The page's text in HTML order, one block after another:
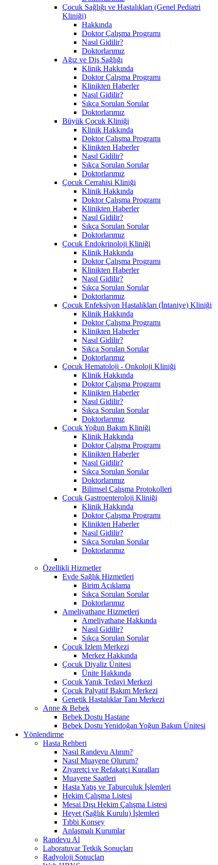
Çocuk Sağlığı ve Hastalıkları (Genel Pediatri
Kliniği)
Hakkında
Doktor Çalışma Programı
Nasıl Gidilir?
Doktorlarımız
Ağız ve Diş Sağlığı
Klinik Hakkında
Doktor Çalışma Programı
Klinikten Haberler
Nasıl Gidilir?
Sıkça Sorulan Sorular
Doktorlarımız
Büyük Çocuk Kliniği
Klinik Hakkında
Doktor Çalışma Programı
Klinikten Haberler
Nasıl Gidilir?
Sıkça Sorulan Sorular
Doktorlarımız
Çocuk Cerrahisi Kliniği
Klinik Hakkında
Doktor Çalışma Programı
Klinikten Haberler
Nasıl Gidilir?
Sıkça Sorulan Sorular
Doktorlarımız
Çocuk Endokrinoloji Kliniği
Klinik Hakkında
Doktor Çalışma Programı
Klinikten Haberler
Nasıl Gidilir?
Sıkça Sorulan Sorular
Doktorlarımız
Çocuk Enfeksiyon Hastalıkları (İntaniye) Kliniği
Klinik Hakkında
Doktor Çalışma Programı
Klinikten Haberler
Nasıl Gidilir?
Sıkça Sorulan Sorular
Doktorlarımız
Çocuk Hematoloji - Onkoloji Kliniği
Klinik Hakkında
Doktor Çalışma Programı
Klinikten Haberler
Nasıl Gidilir?
Sıkça Sorulan Sorular
Doktorlarımız
Çocuk Yoğun Bakım Kliniği
Klinik Hakkında
Doktor Çalışma Programı
Klinikten Haberler
Nasıl Gidilir?
Sıkça Sorulan Sorular
Doktorlarımız
Bilimsel Çalışma Protokolleri
Çocuk Gastroenteroloji Kliniği
Klinik Hakkında
Doktor Çalışma Programı
Klinikten Haberler
Nasıl Gidilir?
Sıkça Sorulan Sorular
Doktorlarımız
Özellikli Hizmetler
Evde Sağlık Hizmetleri
Birim Açıklama
Sıkça Sorulan Sorular
Doktorlarımız
Ameliyathane Hizmetleri
Ameliyathane Hakkında
Nasıl Gidilir?
Sıkça Sorulan Sorular
Çocuk İzlem Merkezi
Merkez Hakkında
Çocuk Diyaliz Ünitesi
Ünite Hakkında
Çocuk Yanık Tedavi Merkezi
Çocuk Palyatif Bakım Merkezi
Genetik Hastalıklar Tanı Merkezi
Anne & Bebek
Bebek Dostu Hastane
Bebek Dostu Yenidoğan Yoğun Bakım Ünitesi
Yönlendirme
Hasta Rehberi
Nasıl Randevu Alırım?
Nasıl Muayene Olurum?
Ziyaretçi ve Refakatçi Kuralları
Muayene Saatleri
Hasta Yatış ve Taburculuk İşlemleri
Hekim Çalışma Listesi
Mesai Dışı Hekim Çalışma Listesi
Heyet (Sağlık Kurulu) İşlemleri
Tıbbi Konsey
Anlaşmalı Kurumlar
Randevu Al
Laboratuvar Tetkik Sonuçları
Radyoloji Sonuçları